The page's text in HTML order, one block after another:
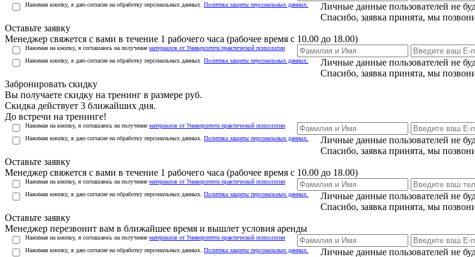
Нажимая кнопку, я даю согласие на обработку персональных данных. Политика защиты персональных данных. Личные данные пользователей не
Спасибо, заявка принята, мы
Оставьте заявку
Менеджер свяжется с вами в течение 1 рабочего часа (рабочее время с 10.00 до 18.00)
Нажимая на кнопку, я соглашаюсь на получение материалов от Университета практической психологии
Нажимая кнопку, я даю согласие на обработку персональных данных. Политика защиты персональных данных. Личные данные пользователей не
Спасибо, заявка принята, мы
Забронировать скидку
Вы получаете скидку на тренинг в размере руб.
Скидка действует 3 ближайших дня.
До встречи на тренинге!
Нажимая на кнопку, я соглашаюсь на получение материалов от Университета практической психологии
Нажимая кнопку, я даю согласие на обработку персональных данных. Политика защиты персональных данных. Личные данные пользователей не
Спасибо, заявка принята, мы
Оставьте заявку
Менеджер свяжется с вами в течение 1 рабочего часа (рабочее время с 10.00 до 18.00)
Нажимая на кнопку, я соглашаюсь на получение материалов от Университета практической психологии
Нажимая кнопку, я даю согласие на обработку персональных данных. Политика защиты персональных данных. Личные данные пользователей не
Спасибо, заявка принята, мы
Оставьте заявку
Менеджер перезвонит вам в ближайшее время и вышлет условия аренды
Нажимая на кнопку, я соглашаюсь на получение материалов от Университета практической психологии
Нажимая кнопку, я даю согласие на обработку персональных данных. Политика защиты персональных данных. Личные данные пользователей не